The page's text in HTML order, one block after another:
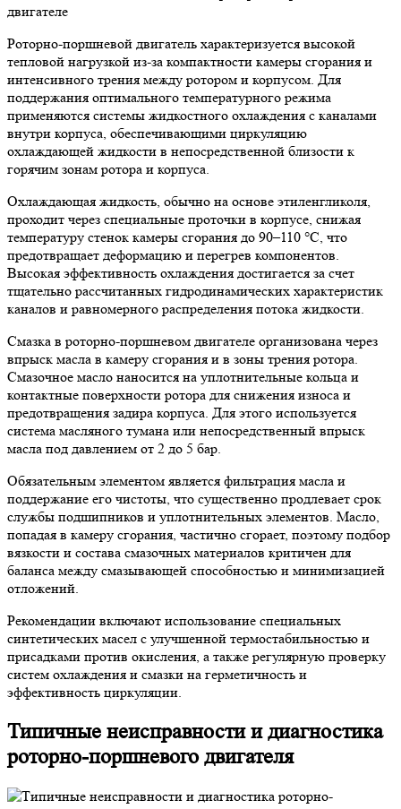
Роторно-поршневой двигатель характеризуется высокой
тепловой нагрузкой из-за компактности камеры сгорания и
интенсивного трения между ротором и корпусом. Для
поддержания оптимального температурного режима
применяются системы жидкостного охлаждения с каналами
внутри корпуса, обеспечивающими циркуляцию
охлаждающей жидкости в непосредственной близости к
горячим зонам ротора и корпуса.
Охлаждающая жидкость, обычно на основе этиленгликоля,
проходит через специальные проточки в корпусе, снижая
температуру стенок камеры сгорания до 90–110 °C, что
предотвращает деформацию и перегрев компонентов.
Высокая эффективность охлаждения достигается за счет
тщательно рассчитанных гидродинамических характеристик
каналов и равномерного распределения потока жидкости.
Смазка в роторно-поршневом двигателе организована через
впрыск масла в камеру сгорания и в зоны трения ротора.
Смазочное масло наносится на уплотнительные кольца и
контактные поверхности ротора для снижения износа и
предотвращения задира корпуса. Для этого используется
система масляного тумана или непосредственный впрыск
масла под давлением от 2 до 5 бар.
Обязательным элементом является фильтрация масла и
поддержание его чистоты, что существенно продлевает срок
службы подшипников и уплотнительных элементов. Масло,
попадая в камеру сгорания, частично сгорает, поэтому подбор
вязкости и состава смазочных материалов критичен для
баланса между смазывающей способностью и минимизацией
отложений.
Рекомендации включают использование специальных
синтетических масел с улучшенной термостабильностью и
присадками против окисления, а также регулярную проверку
систем охлаждения и смазки на герметичность и
эффективность циркуляции.
Типичные неисправности и диагностика
роторно-поршневого двигателя